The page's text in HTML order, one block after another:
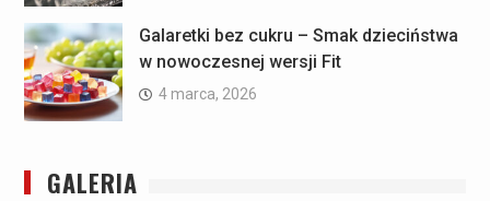
Galaretki bez cukru – Smak dzieciństwa
w nowoczesnej wersji Fit
4 marca, 2026
GALERIA